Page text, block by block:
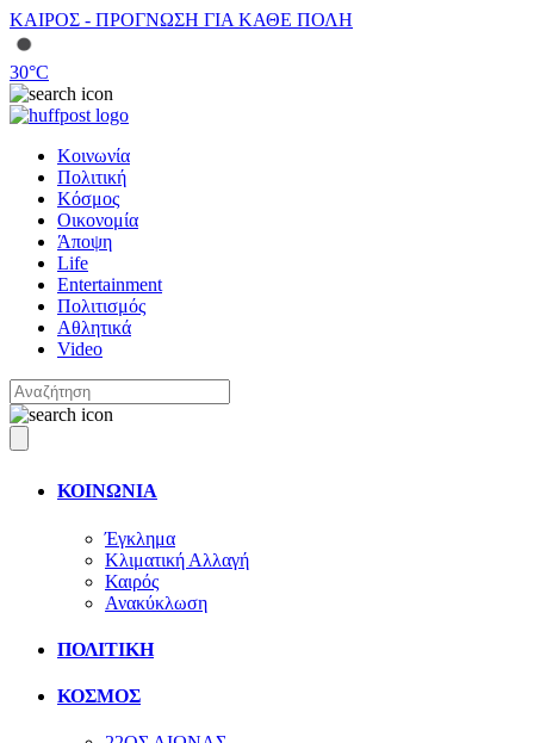
ΚΑΙΡΟΣ - ΠΡΟΓΝΩΣΗ ΓΙΑ ΚΑΘΕ ΠΟΛΗ
30°C
Κοινωνία
Πολιτική
Κόσμος
Οικονομία
Άποψη
Life
Entertainment
Πολιτισμός
Αθλητικά
Video
ΚΟΙΝΩΝΙΑ
Έγκλημα
Κλιματική Αλλαγή
Καιρός
Ανακύκλωση
ΠΟΛΙΤΙΚΗ
ΚΟΣΜΟΣ